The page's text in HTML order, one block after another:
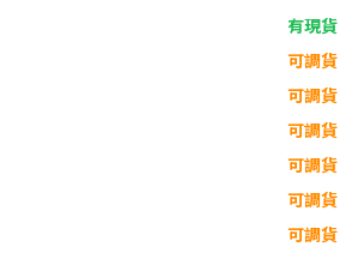
有現貨
可調貨
可調貨
可調貨
可調貨
可調貨
可調貨